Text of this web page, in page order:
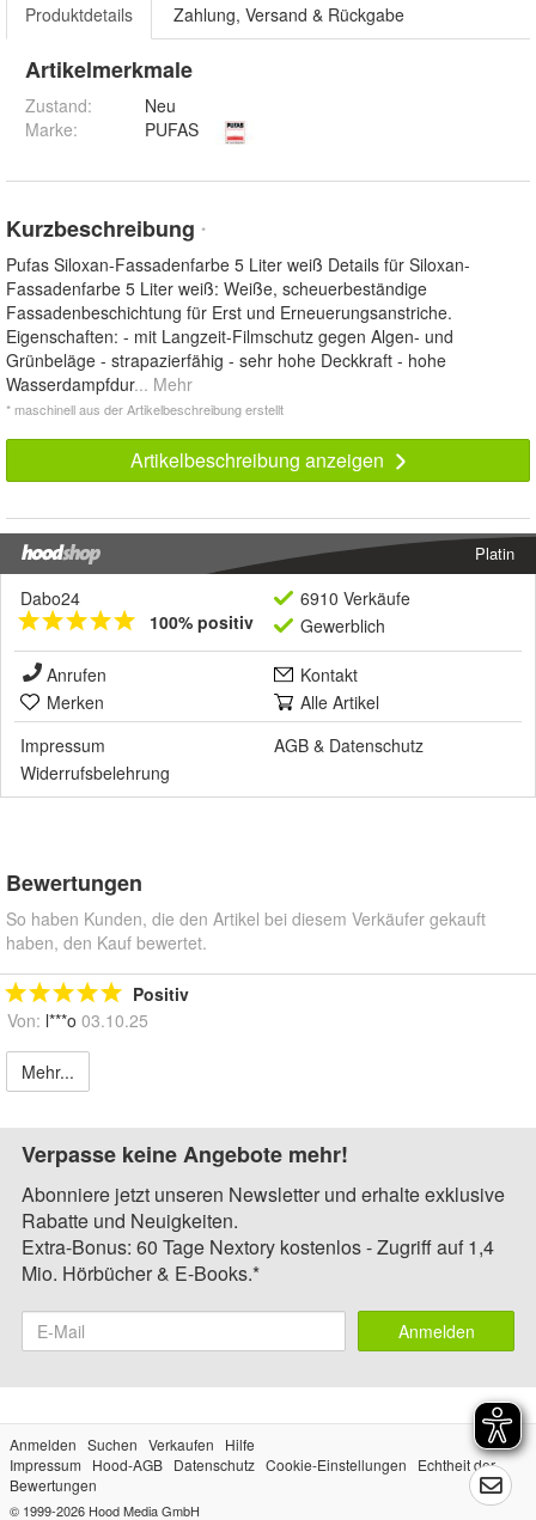
Produktdetails Zahlung, Versand & Rückgabe
Artikelmerkmale
Zustand:
Neu
Marke:
PUFAS
Kurzbeschreibung *
Pufas Siloxan-Fassadenfarbe 5 Liter weiß Details für Siloxan-
Fassadenfarbe 5 Liter weiß: Weiße, scheuerbeständige
Fassadenbeschichtung für Erst und Erneuerungsanstriche.
Eigenschaften: - mit Langzeit-Filmschutz gegen Algen- und
Grünbeläge - strapazierfähig - sehr hohe Deckkraft - hohe
Wasserdampfdur... Mehr
* maschinell aus der Artikelbeschreibung erstellt
Artikelbeschreibung anzeigen
Platin
Dabo24
100% positiv
6910 Verkäufe
Gewerblich
Anrufen
Kontakt
Merken
Alle Artikel
Impressum
AGB & Datenschutz
Widerrufsbelehrung
Bewertungen
So haben Kunden, die den Artikel bei diesem Verkäufer gekauft
haben, den Kauf bewertet.
Positiv
Von: l***o 03.10.25
Mehr...
Verpasse keine Angebote mehr!
Abonniere jetzt unseren Newsletter und erhalte exklusive
Rabatte und Neuigkeiten.
Extra-Bonus: 60 Tage Nextory kostenlos - Zugriff auf 1,4
Mio. Hörbücher & E-Books.*
Anmelden
Anmelden Suchen Verkaufen
Hilfe
Impressum
Hood-AGB Datenschutz Cookie-Einstellungen
Echtheit der
Bewertungen
© 1999-2026 Hood Media GmbH